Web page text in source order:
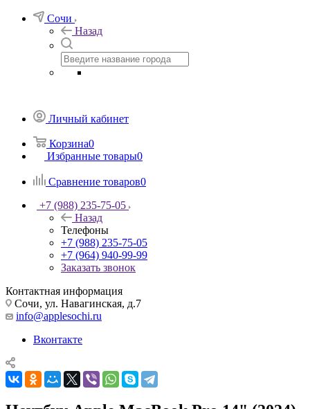
Сочи
Назад
Личный кабинет
Корзина0
Избранные товары0
Сравнение товаров0
+7 (988) 235-75-05
Назад
Телефоны
+7 (988) 235-75-05
+7 (964) 940-99-99
Заказать звонок
Контактная информация
Сочи, ул. Навагинская, д.7
info@applesochi.ru
Вконтакте